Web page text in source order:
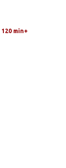
120 min+